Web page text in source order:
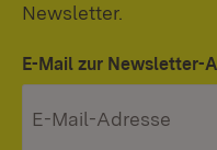
Newsletter.
E-Mail zur Newsletter-